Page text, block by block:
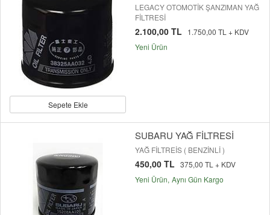
Sepete Ekle
LEGACY OTOMOTİK ŞANZIMAN YAĞ
FİLTRESİ
2.100,00 TL
1.750,00 TL + KDV
Yeni Ürün
SUBARU YAĞ FİLTRESİ
YAĞ FİLTREİS ( BENZİNLİ )
450,00 TL 375,00 TL + KDV
Yeni Ürün Aynı Gün Kargo